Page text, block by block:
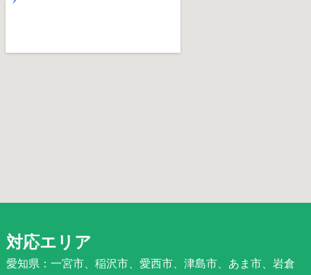
対応エリア
愛知県：一宮市、稲沢市、愛西市、津島市、あま市、岩倉